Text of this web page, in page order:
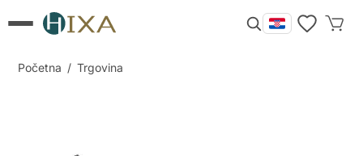
Početna / Trgovina